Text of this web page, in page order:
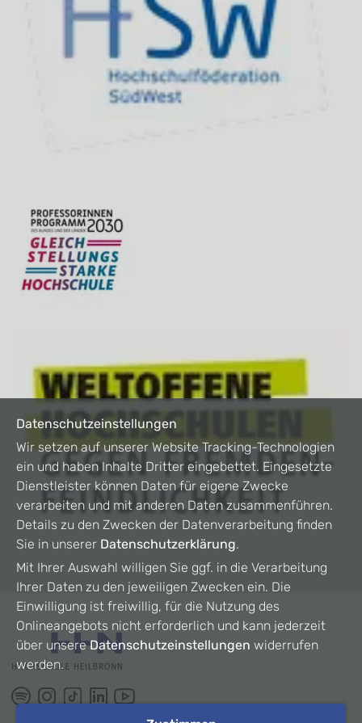
Datenschutzeinstellungen
Wir setzen auf unserer Website Tracking-Technologien
ein und haben Inhalte Dritter eingebettet. Eingesetzte
Dienstleister können Daten für eigene Zwecke
verarbeiten und mit anderen Daten zusammenführen.
Details zu den Zwecken der Datenverarbeitung finden
Sie in unserer Datenschutzerklärung.
Mit Ihrer Auswahl willigen Sie ggf. in die Verarbeitung
Ihrer Daten zu den jeweiligen Zwecken ein. Die
Einwilligung ist freiwillig, für die Nutzung des
Onlineangebots nicht erforderlich und kann jederzeit
über unsereDatenschutzeinstellungen widerrufen
werden.